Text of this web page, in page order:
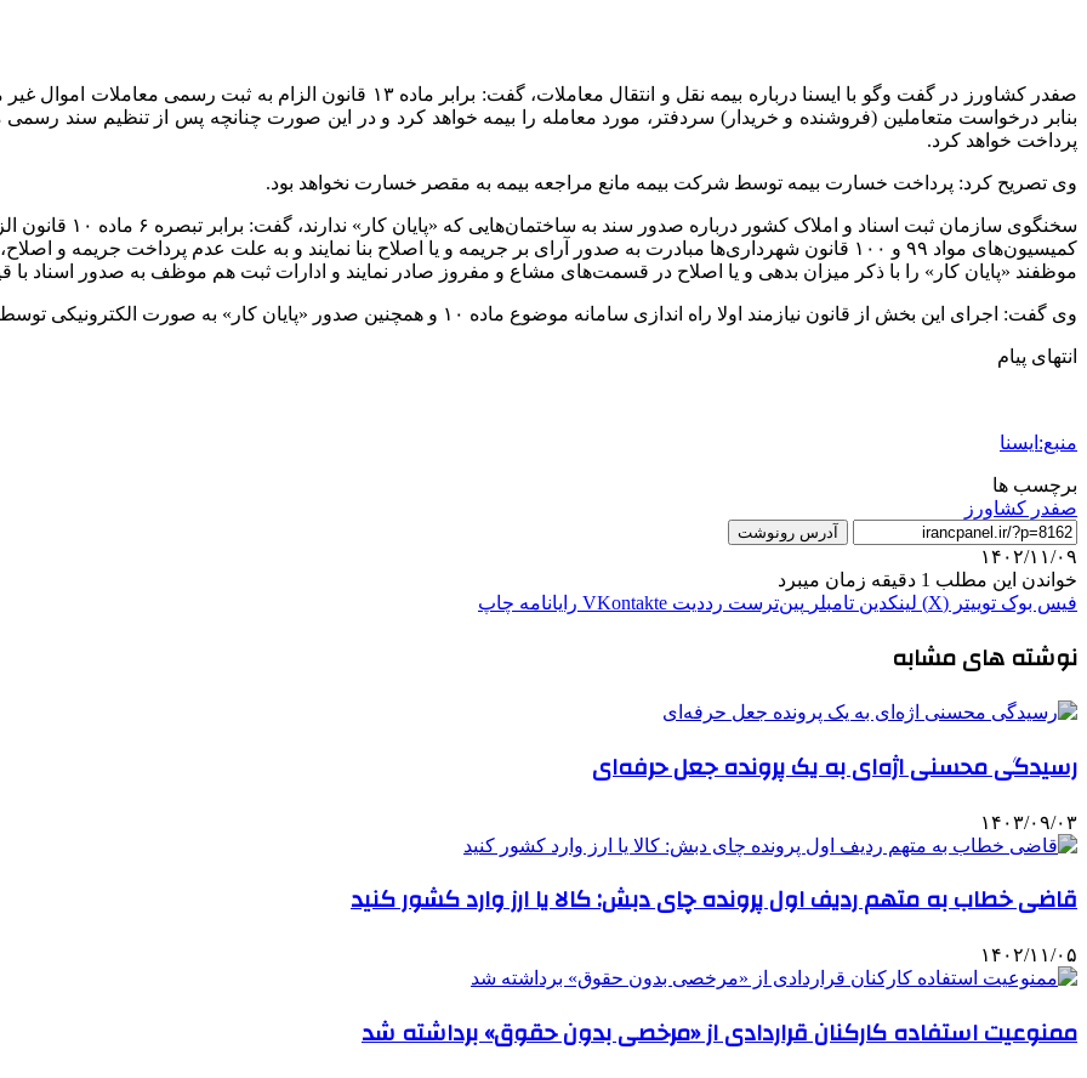
صفدر کشاورز در گفت وگو با ایسنا درباره بیمه نقل و انتقال معاملات، گفت:
بنابر درخواست متعاملین (فروشنده ‌و خریدار) سردفتر، مورد معامله را بیمه خواهد کرد و در این صورت چنانچه پس از تنظیم سند
پرداخت خواهد کرد.
وی تصریح کرد: پرداخت خسارت بیمه توسط شرکت بیمه مانع مراجعه بیمه به مقصر خسارت نخواهد بود.
سخنگوی سازمان ثبت
کمیسیون‌های مواد ۹۹ و ۱۰۰ قانون شهرداری‌ها مبادرت به صدور آرای بر جریمه و یا اصلاح بنا نمایند و به علت عدم پرداخت
موظفند «پایان کار» را با ذکر میزان بدهی و یا اصلاح در قسمت‌های مشاع و مفروز صادر نمایند و ادارات ثبت هم موظف به صدور اسناد با
وی گفت: اجرای این بخش از قانون نیازمند اولا راه اندازی سامانه موضوع ماده ۱۰ و همچنین صدور «پایان‌ کار» به صورت الکترونیکی توسط شهرداری‌ها و دهیاری‌ها است که مراتب در حال پیگیری است.
انتهای پیام
منبع:ایسنا
برچسب ها
صفدر کشاورز
آدرس رونوشت
۱۴۰۲/۱۱/۰۹
خواندن این مطلب 1 دقیقه زمان میبرد
فیس بوک توییتر (X) لینکدین ‫تامبلر ‫پین‌ترست ‫رددیت ‫VKontakte رایانامه چاپ
نوشته های مشابه
رسیدگی محسنی اژه‌ای به یک پرونده‌ جعل حرفه‌ای
۱۴۰۳/۰۹/۰۳
قاضی خطاب به متهم ردیف اول پرونده چای دبش: کالا یا ارز وارد کشور کنید
۱۴۰۲/۱۱/۰۵
ممنوعیت استفاده کارکنان قراردادی از «مرخصی بدون حقوق» برداشته شد